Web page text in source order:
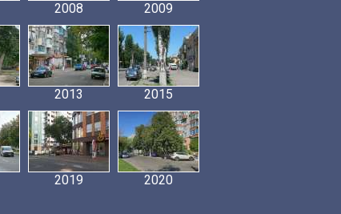
2008 2009
2013 2015
2019 2020